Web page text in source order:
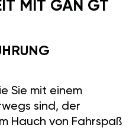
MIT GÄN GT
Sie mit einem
sind, der
Hauch von Fahrspaß